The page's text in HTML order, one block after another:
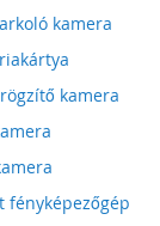
kamera
kamera
fényképezőgép